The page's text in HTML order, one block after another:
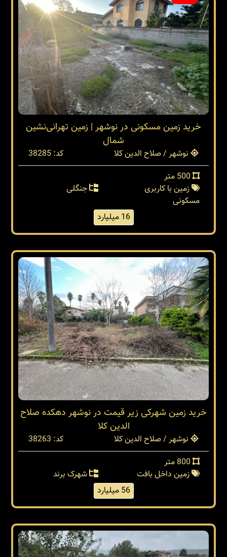
خرید زمین مسکونی در نوشهر | زمین تهرانی‌نشین
شمال
نوشهر / صلاح الدین کلا
کد: 38285
زمین با کاربری
مسکونی
جنگلی
16 میلیارد
خرید زمین شهرکی زیر قیمت در نوشهر دهکده صلاح
الدین کلا
نوشهر / صلاح الدین کلا
کد: 38263
زمین داخل بافت
شهرک برند
56 میلیارد